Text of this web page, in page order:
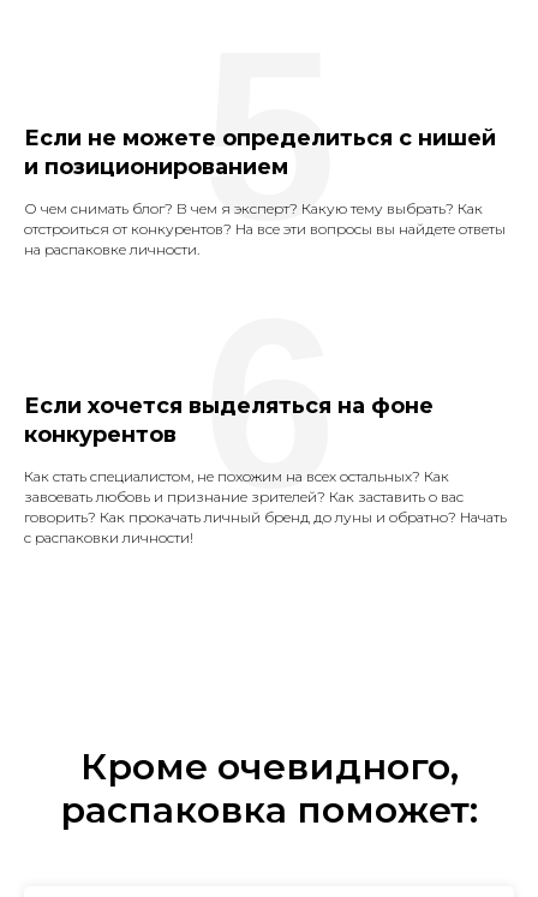
Если не можете определиться с нишей
и позиционированием
О чем снимать блог? В чем я эксперт? Какую тему выбрать? Как
отстроиться от конкурентов? На все эти вопросы вы найдете ответы
на распаковке личности.5
Если хочется выделяться на фоне
конкурентов
Как стать специалистом, не похожим на всех остальных? Как
завоевать любовь и признание зрителей? Как заставить о вас
говорить? Как прокачать личный бренд до луны и обратно? Начать
с распаковки личности!
6
Кроме очевидного,
распаковка поможет: